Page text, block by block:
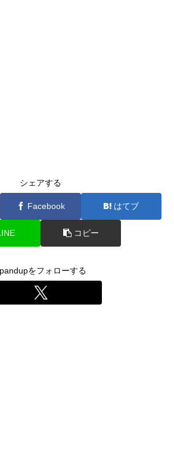
シェアする
Facebook はてブ
コピー
をフォローする